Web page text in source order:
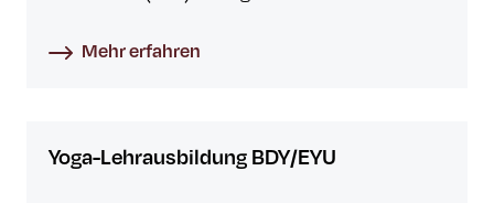
Mehr erfahren
Yoga-Lehrausbildung BDY/EYU